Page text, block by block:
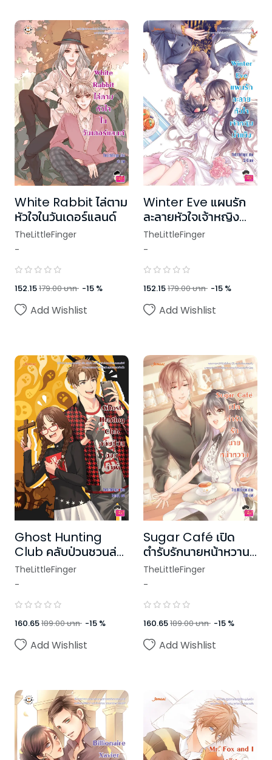
White Rabbit ไล่ตาม
หัวใจในวันเดอร์แลนด์
TheLittleFinger
-
152.15179.00บาท -15 %
Add Wishlist
Winter Eve แผนรัก
ละลายหัวใจเจ้าหญิงน้ำ
แข็ง (ปกใหม่)
TheLittleFinger
-
152.15179.00บาท -15 %
Add Wishlist
Ghost Hunting
Club คลับป่วนชวนล่า
ผี
TheLittleFinger
-
160.65189.00บาท -15 %
Add Wishlist
Sugar Café เปิด
ตำรับรักนายหน้าหวาน
(ปกใหม่)
TheLittleFinger
-
160.65189.00บาท -15 %
Add Wishlist